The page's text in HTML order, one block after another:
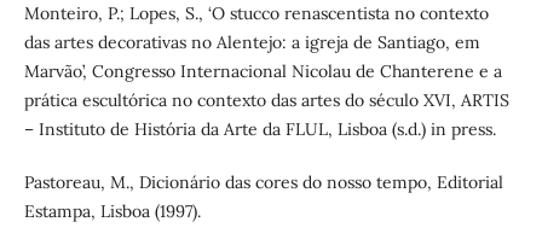
Monteiro, P.; Lopes, S., ‘O stucco renascentista no contexto
das artes decorativas no Alentejo: a igreja de Santiago, em
Marvão’, Congresso Internacional Nicolau de Chanterene e a
prática escultórica no contexto das artes do século XVI, ARTIS
– Instituto de História da Arte da FLUL, Lisboa (s.d.) in press.
Pastoreau, M., Dicionário das cores do nosso tempo, Editorial
Estampa, Lisboa (1997).